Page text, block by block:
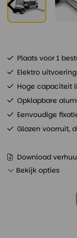
Plaats voor 1
Elektro uitvoering
Hoge capaciteit
Opklapbare
Eenvoudige
Glazen voorruit,
Download
Bekijk opties